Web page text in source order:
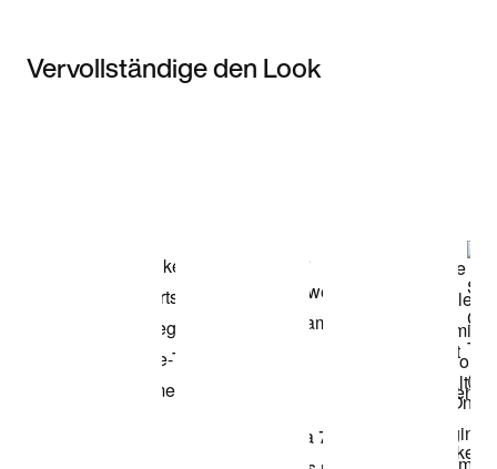
Vervollständige den Look